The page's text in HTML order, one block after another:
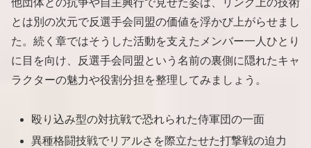
他団体との抗争や自主興行で見せた姿は、リング上の技術
とは別の次元で反選手会同盟の価値を浮かび上がらせまし
た。続く章ではそうした活動を支えたメンバー一人ひとり
に目を向け、反選手会同盟という名前の裏側に隠れたキャ
ラクターの魅力や役割分担を整理してみましょう。
殴り込み型の対抗戦で恐れられた侍軍団の一面
異種格闘技戦でリアルさを際立たせた打撃戦の迫力